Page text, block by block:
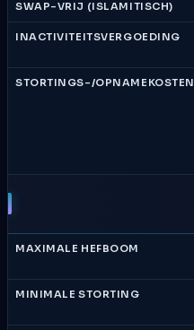
SWAP-VRIJ (ISLAMITISCH)
INACTIVITEITSVERGOEDING
STORTINGS-/OPNAMEKOSTEN
MAXIMALE HEFBOOM
MINIMALE STORTING